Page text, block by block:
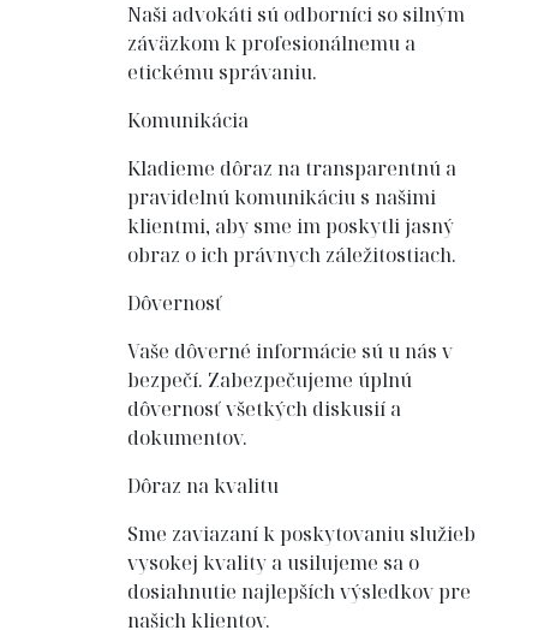
Naši advokáti sú odborníci so silným
záväzkom k profesionálnemu a
etickému správaniu.
Komunikácia
Kladieme dôraz na transparentnú a
pravidelnú komunikáciu s našimi
klientmi, aby sme im poskytli jasný
obraz o ich právnych záležitostiach.
Dôvernosť
Vaše dôverné informácie sú u nás v
bezpečí. Zabezpečujeme úplnú
dôvernosť všetkých diskusií a
dokumentov.
Dôraz na kvalitu
Sme zaviazaní k poskytovaniu služieb
vysokej kvality a usilujeme sa o
dosiahnutie najlepších výsledkov pre
našich klientov.